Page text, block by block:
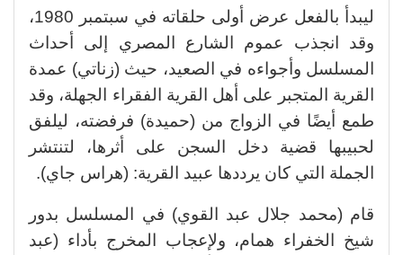
ليبدأ بالفعل عرض أولى حلقاته في سبتمبر 1980،
وقد انجذب عموم الشارع المصري إلى أحداث
المسلسل وأجواءه في الصعيد، حيث (زناتي) عمدة
القرية المتجبر على أهل القرية الفقراء الجهلة، وقد
طمع أيضًا في الزواج من (حميدة) فرفضته، ليلفق
لحبيبها قضية دخل السجن على أثرها، لتنتشر
الجملة التي كان يرددها عبيد القرية: (هراس جاي).
قام (محمد جلال عبد القوي) في المسلسل بدور
شيخ الخفراء همام، ولإعجاب المخرج بأداء (عبد